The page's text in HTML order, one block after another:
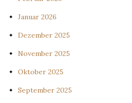
Januar 2026
Dezember 2025
November 2025
Oktober 2025
September 2025